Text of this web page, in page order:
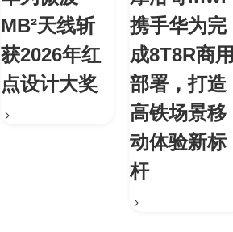
MB²天线斩
获2026年红
点设计大奖
携手华为完
成8T8R商
部署，打造
高铁场景移
动体验新标
杆